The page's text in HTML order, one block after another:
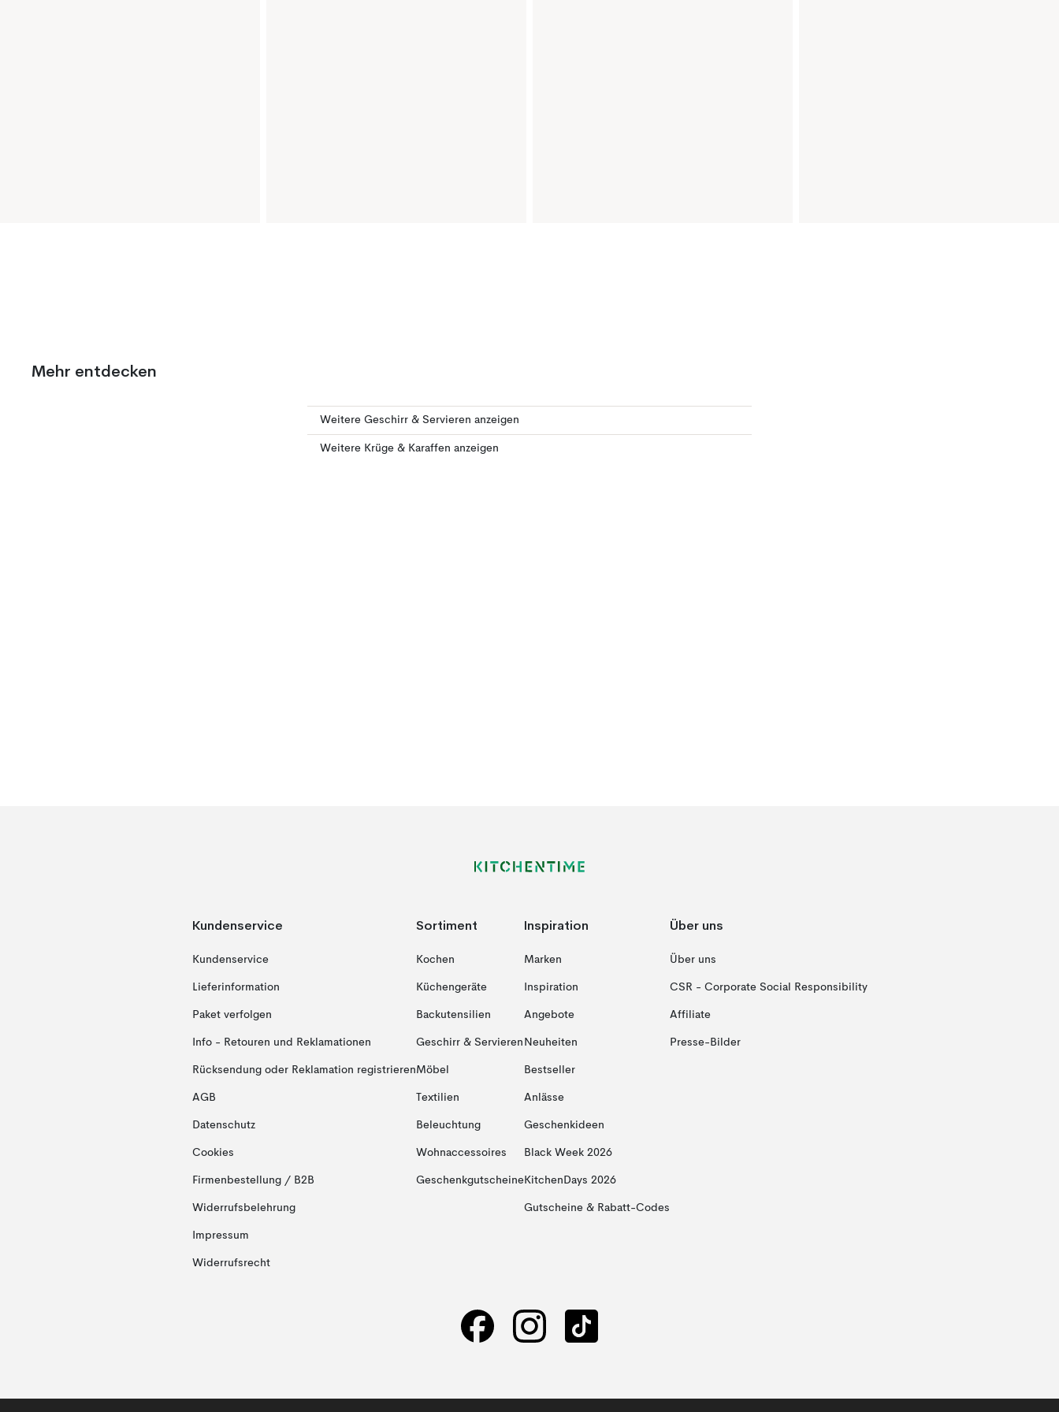
Mehr entdecken
Weitere Geschirr & Servieren anzeigen
Weitere Krüge & Karaffen anzeigen
Kundenservice
Kundenservice
Lieferinformation
Paket verfolgen
Info - Retouren und Reklamationen
Rücksendung oder Reklamation registrieren
AGB
Datenschutz
Cookies
Firmenbestellung / B2B
Widerrufsbelehrung
Impressum
Widerrufsrecht
Sortiment
Kochen
Küchengeräte
Backutensilien
Geschirr & Servieren
Möbel
Textilien
Beleuchtung
Wohnaccessoires
Geschenkgutscheine
Inspiration
Marken
Inspiration
Angebote
Neuheiten
Bestseller
Anlässe
Geschenkideen
Black Week 2026
KitchenDays 2026
Gutscheine & Rabatt-Codes
Über uns
Über uns
CSR - Corporate Social Responsibility
Affiliate
Presse-Bilder